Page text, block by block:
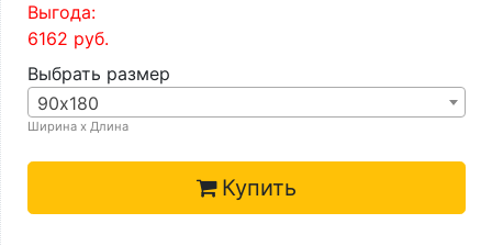
Выгода:
6162 руб.
Выбрать размер
90х180
Ширина х Длина
Купить